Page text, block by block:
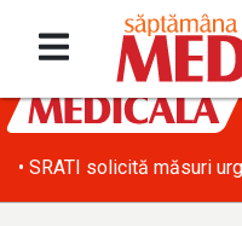
• SRATI solicită măsuri